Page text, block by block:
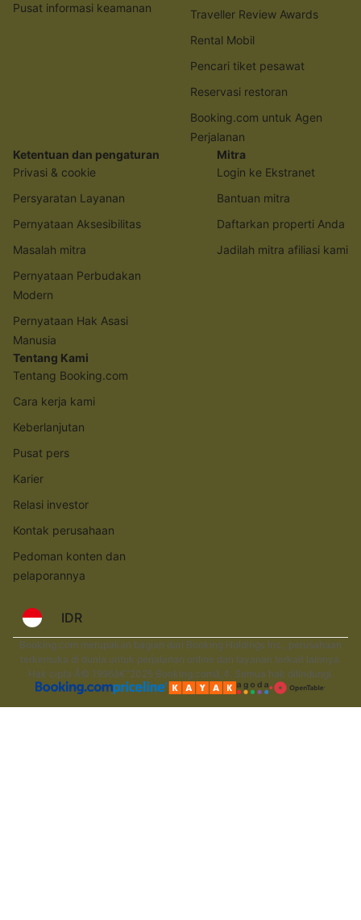
Pusat informasi keamanan
Traveller Review Awards
Rental Mobil
Pencari tiket pesawat
Reservasi restoran
Booking.com untuk Agen
Perjalanan
Ketentuan dan pengaturan
Privasi & cookie
Persyaratan Layanan
Pernyataan Aksesibilitas
Masalah mitra
Pernyataan Perbudakan
Modern
Pernyataan Hak Asasi
Manusia
Mitra
Login ke Ekstranet
Bantuan mitra
Daftarkan properti Anda
Jadilah mitra afiliasi kami
Tentang Kami
Tentang Booking.com
Cara kerja kami
Keberlanjutan
Pusat pers
Karier
Relasi investor
Kontak perusahaan
Pedoman konten dan
pelaporannya
IDR
Booking.com merupakan bagian dari Booking Holdings Inc., perusahaan
terkemuka di dunia untuk perjalanan online dan layanan terkait lainnya.
Hak cipta Â© 1996â€“2025 Booking.comâ„¢. Semua hak dilindungi.